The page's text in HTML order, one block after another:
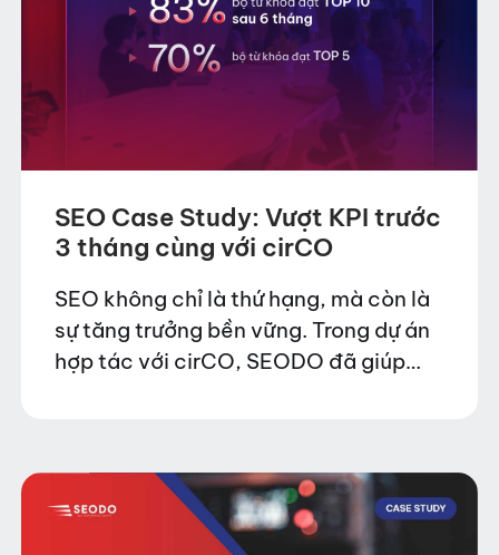
SEO Case Study: Vượt KPI trước
3 tháng cùng với cirCO
SEO không chỉ là thứ hạng, mà còn là
sự tăng trưởng bền vững. Trong dự án
hợp tác với cirCO, SEODO đã giúp